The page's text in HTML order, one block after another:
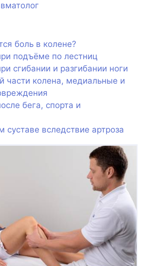
боль в колене?
подъёме по лестниц
сгибании и разгибании ноги
части колена, медиальные и
бега, спорта и
суставе вследствие артроза